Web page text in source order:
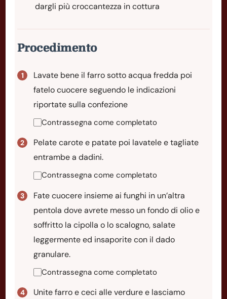
dargli più croccantezza in cottura
Procedimento
Lavate bene il farro sotto acqua fredda poi
fatelo cuocere seguendo le indicazioni
riportate sulla confezione
Contrassegna come completato
Pelate carote e patate poi lavatele e tagliate
entrambe a dadini.
Contrassegna come completato
Fate cuocere insieme ai funghi in un’altra
pentola dove avrete messo un fondo di olio e
soffritto la cipolla o lo scalogno, salate
leggermente ed insaporite con il dado
granulare.
Contrassegna come completato
Unite farro e ceci alle verdure e lasciamo